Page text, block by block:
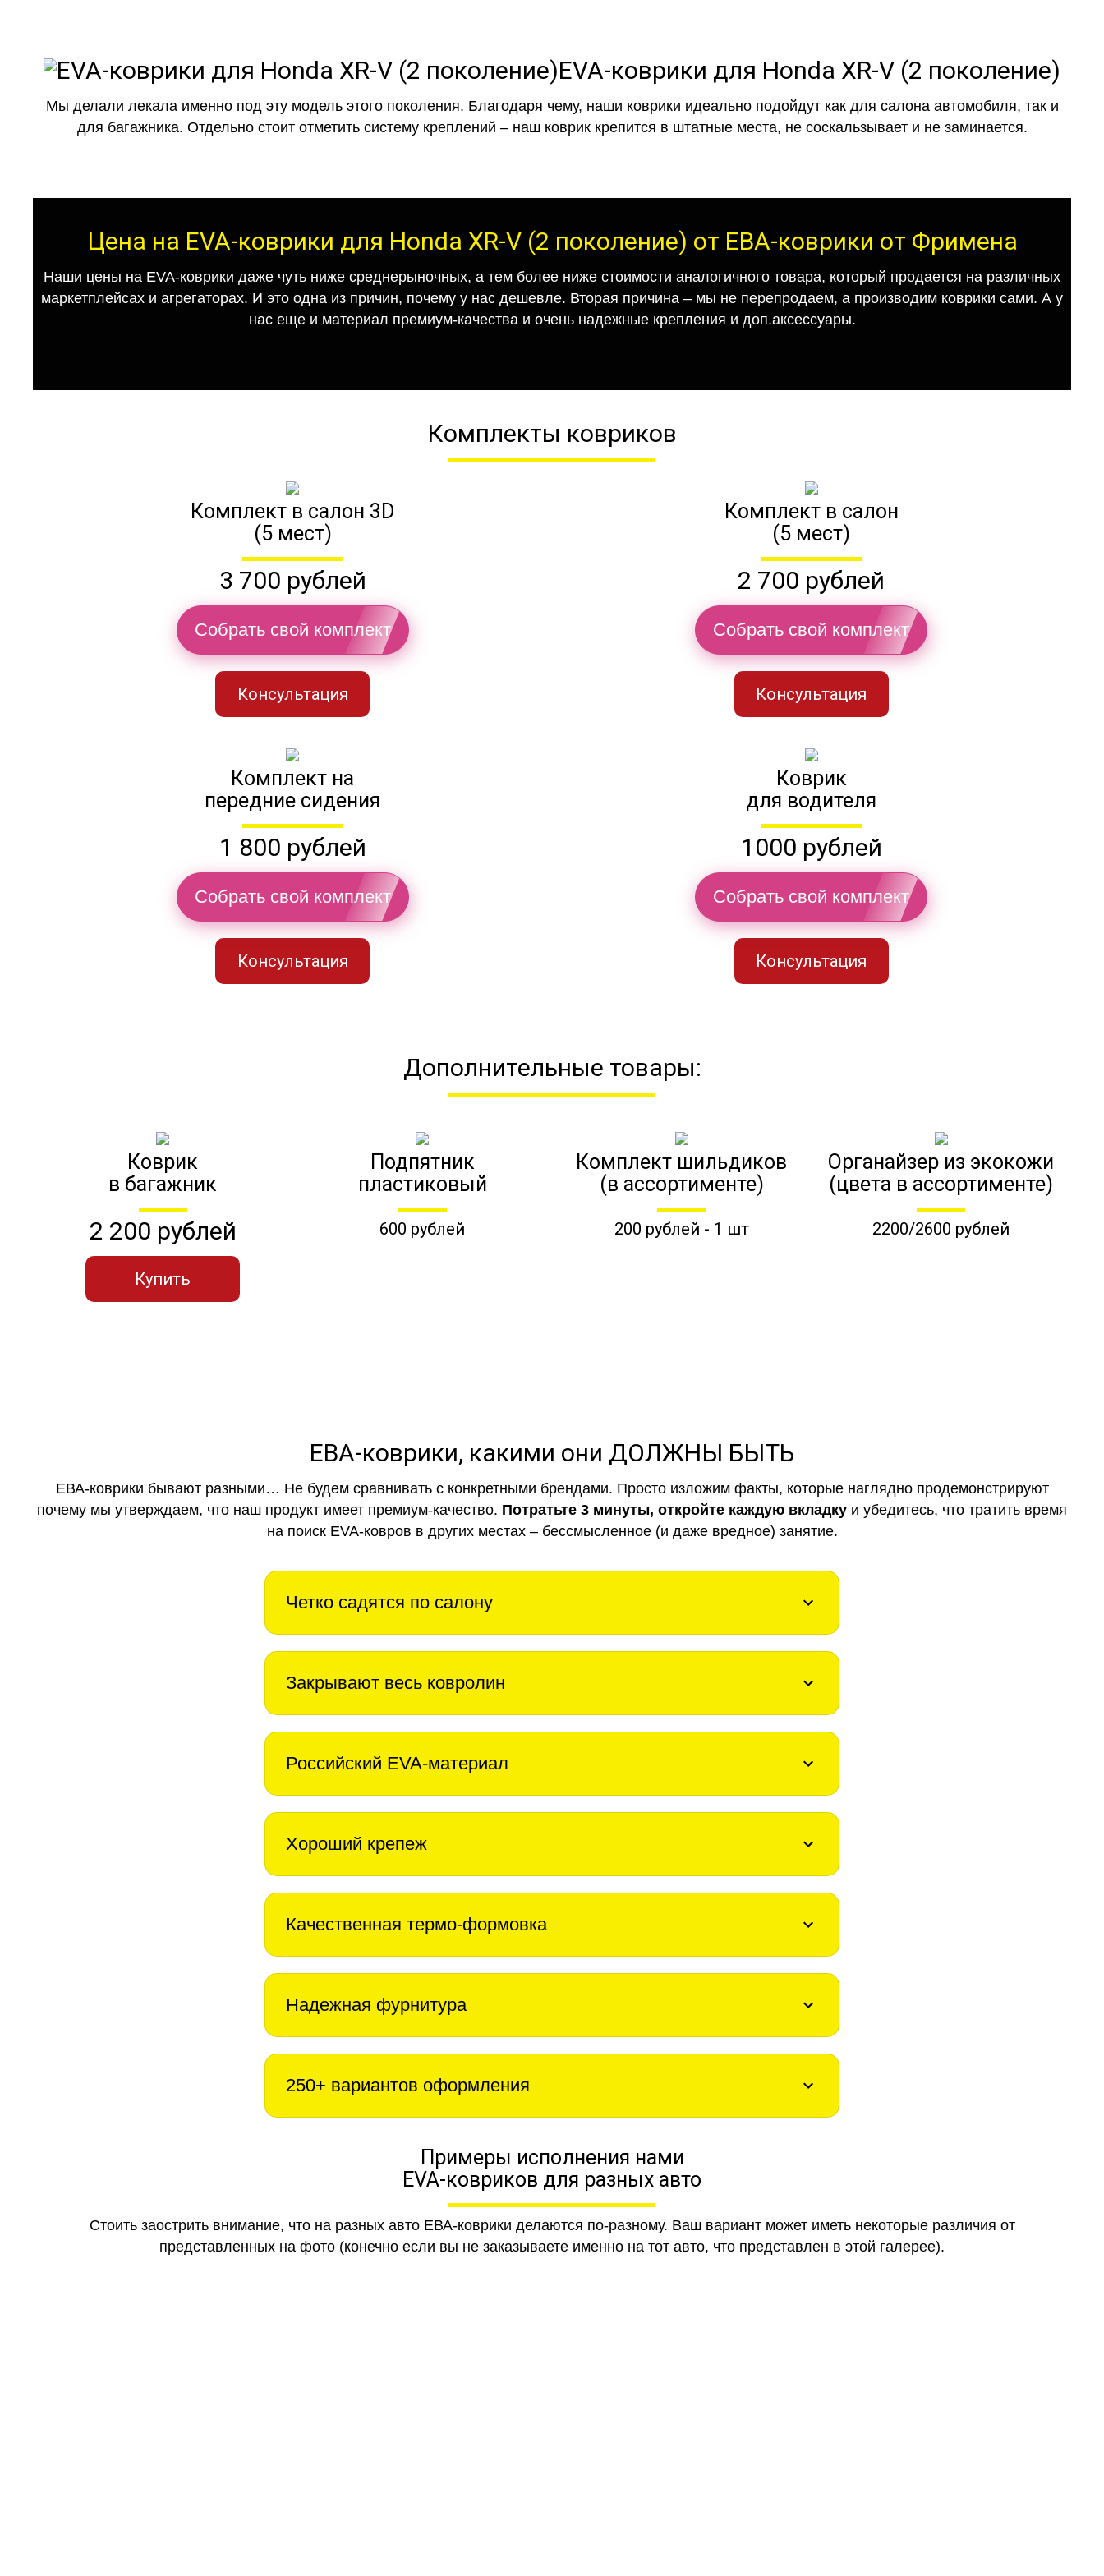
EVA-коврики для Honda XR-V (2 поколение)
Мы делали лекала именно под эту модель этого поколения. Благодаря чему, наши коврики идеально подойдут как для салона автомобиля, так и
для багажника. Отдельно стоит отметить систему креплений – наш коврик крепится в штатные места, не соскальзывает и не заминается.
Цена на EVA-коврики для Honda XR-V (2 поколение) от ЕВА-коврики от Фримена
Наши цены на EVA-коврики даже чуть ниже среднерыночных, а тем более ниже стоимости аналогичного товара, который продается на различных
маркетплейсах и агрегаторах. И это одна из причин, почему у нас дешевле. Вторая причина – мы не перепродаем, а производим коврики сами. А у
нас еще и материал премиум-качества и очень надежные крепления и доп.аксессуары.
Комплекты ковриков
Комплект в салон 3D
(5 мест)
3 700 рублей
Собрать свой комплект
Консультация
Комплект в салон
(5 мест)
2 700 рублей
Собрать свой комплект
Консультация
Комплект на
передние сидения
1 800 рублей
Собрать свой комплект
Консультация
Коврик
для водителя
1000 рублей
Собрать свой комплект
Консультация
Дополнительные товары:
Коврик
в багажник
2 200 рублей
Купить
Подпятник
пластиковый
600 рублей
Комплект шильдиков
(в ассортименте)
200 рублей - 1 шт
Органайзер из экокожи
(цвета в ассортименте)
2200/2600 рублей
ЕВА-коврики, какими они ДОЛЖНЫ БЫТЬ
ЕВА-коврики бывают разными… Не будем сравнивать с конкретными брендами. Просто изложим факты, которые наглядно продемонстрируют
почему мы утверждаем, что наш продукт имеет премиум-качество. Потратьте 3 минуты, откройте каждую вкладку и убедитесь, что тратить время
на поиск EVA-ковров в других местах – бессмысленное (и даже вредное) занятие.
Четко садятся по салону
Закрывают весь ковролин
Российский EVA-материал
Хороший крепеж
Качественная термо-формовка
Надежная фурнитура
250+ вариантов оформления
Примеры исполнения нами
EVA-ковриков для разных авто
Стоить заострить внимание, что на разных авто ЕВА-коврики делаются по-разному. Ваш вариант может иметь некоторые различия от
представленных на фото (конечно если вы не заказываете именно на тот авто, что представлен в этой галерее).